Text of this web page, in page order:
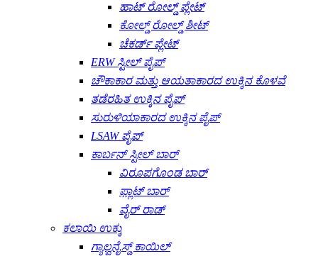
ಹಾಟ್ ರೋಲ್ಡ್ ಪ್ಲೇಟ್
ಕೋಲ್ಡ್ ರೋಲ್ಡ್ ಶೀಟ್
ಚೆಕರ್ಡ್ ಪ್ಲೇಟ್
ERW ಸ್ಟೀಲ್ ಪೈಪ್
ಚೌಕಾಕಾರ ಮತ್ತು ಆಯತಾಕಾರದ ಉಕ್ಕಿನ ಕೊಳವೆ
ತಡೆರಹಿತ ಉಕ್ಕಿನ ಪೈಪ್
ಸುರುಳಿಯಾಕಾರದ ಉಕ್ಕಿನ ಪೈಪ್
LSAW ಪೈಪ್
ಕಾರ್ಬನ್ ಸ್ಟೀಲ್ ಬಾರ್
ವಿರೂಪಗೊಂಡ ಬಾರ್
ಫ್ಲಾಟ್ ಬಾರ್
ವೈರ್ ರಾಡ್
ಕಲಾಯಿ ಉಕ್ಕು
ಗ್ಯಾಲ್ವನೈಸ್ಡ್ ಕಾಯಿಲ್